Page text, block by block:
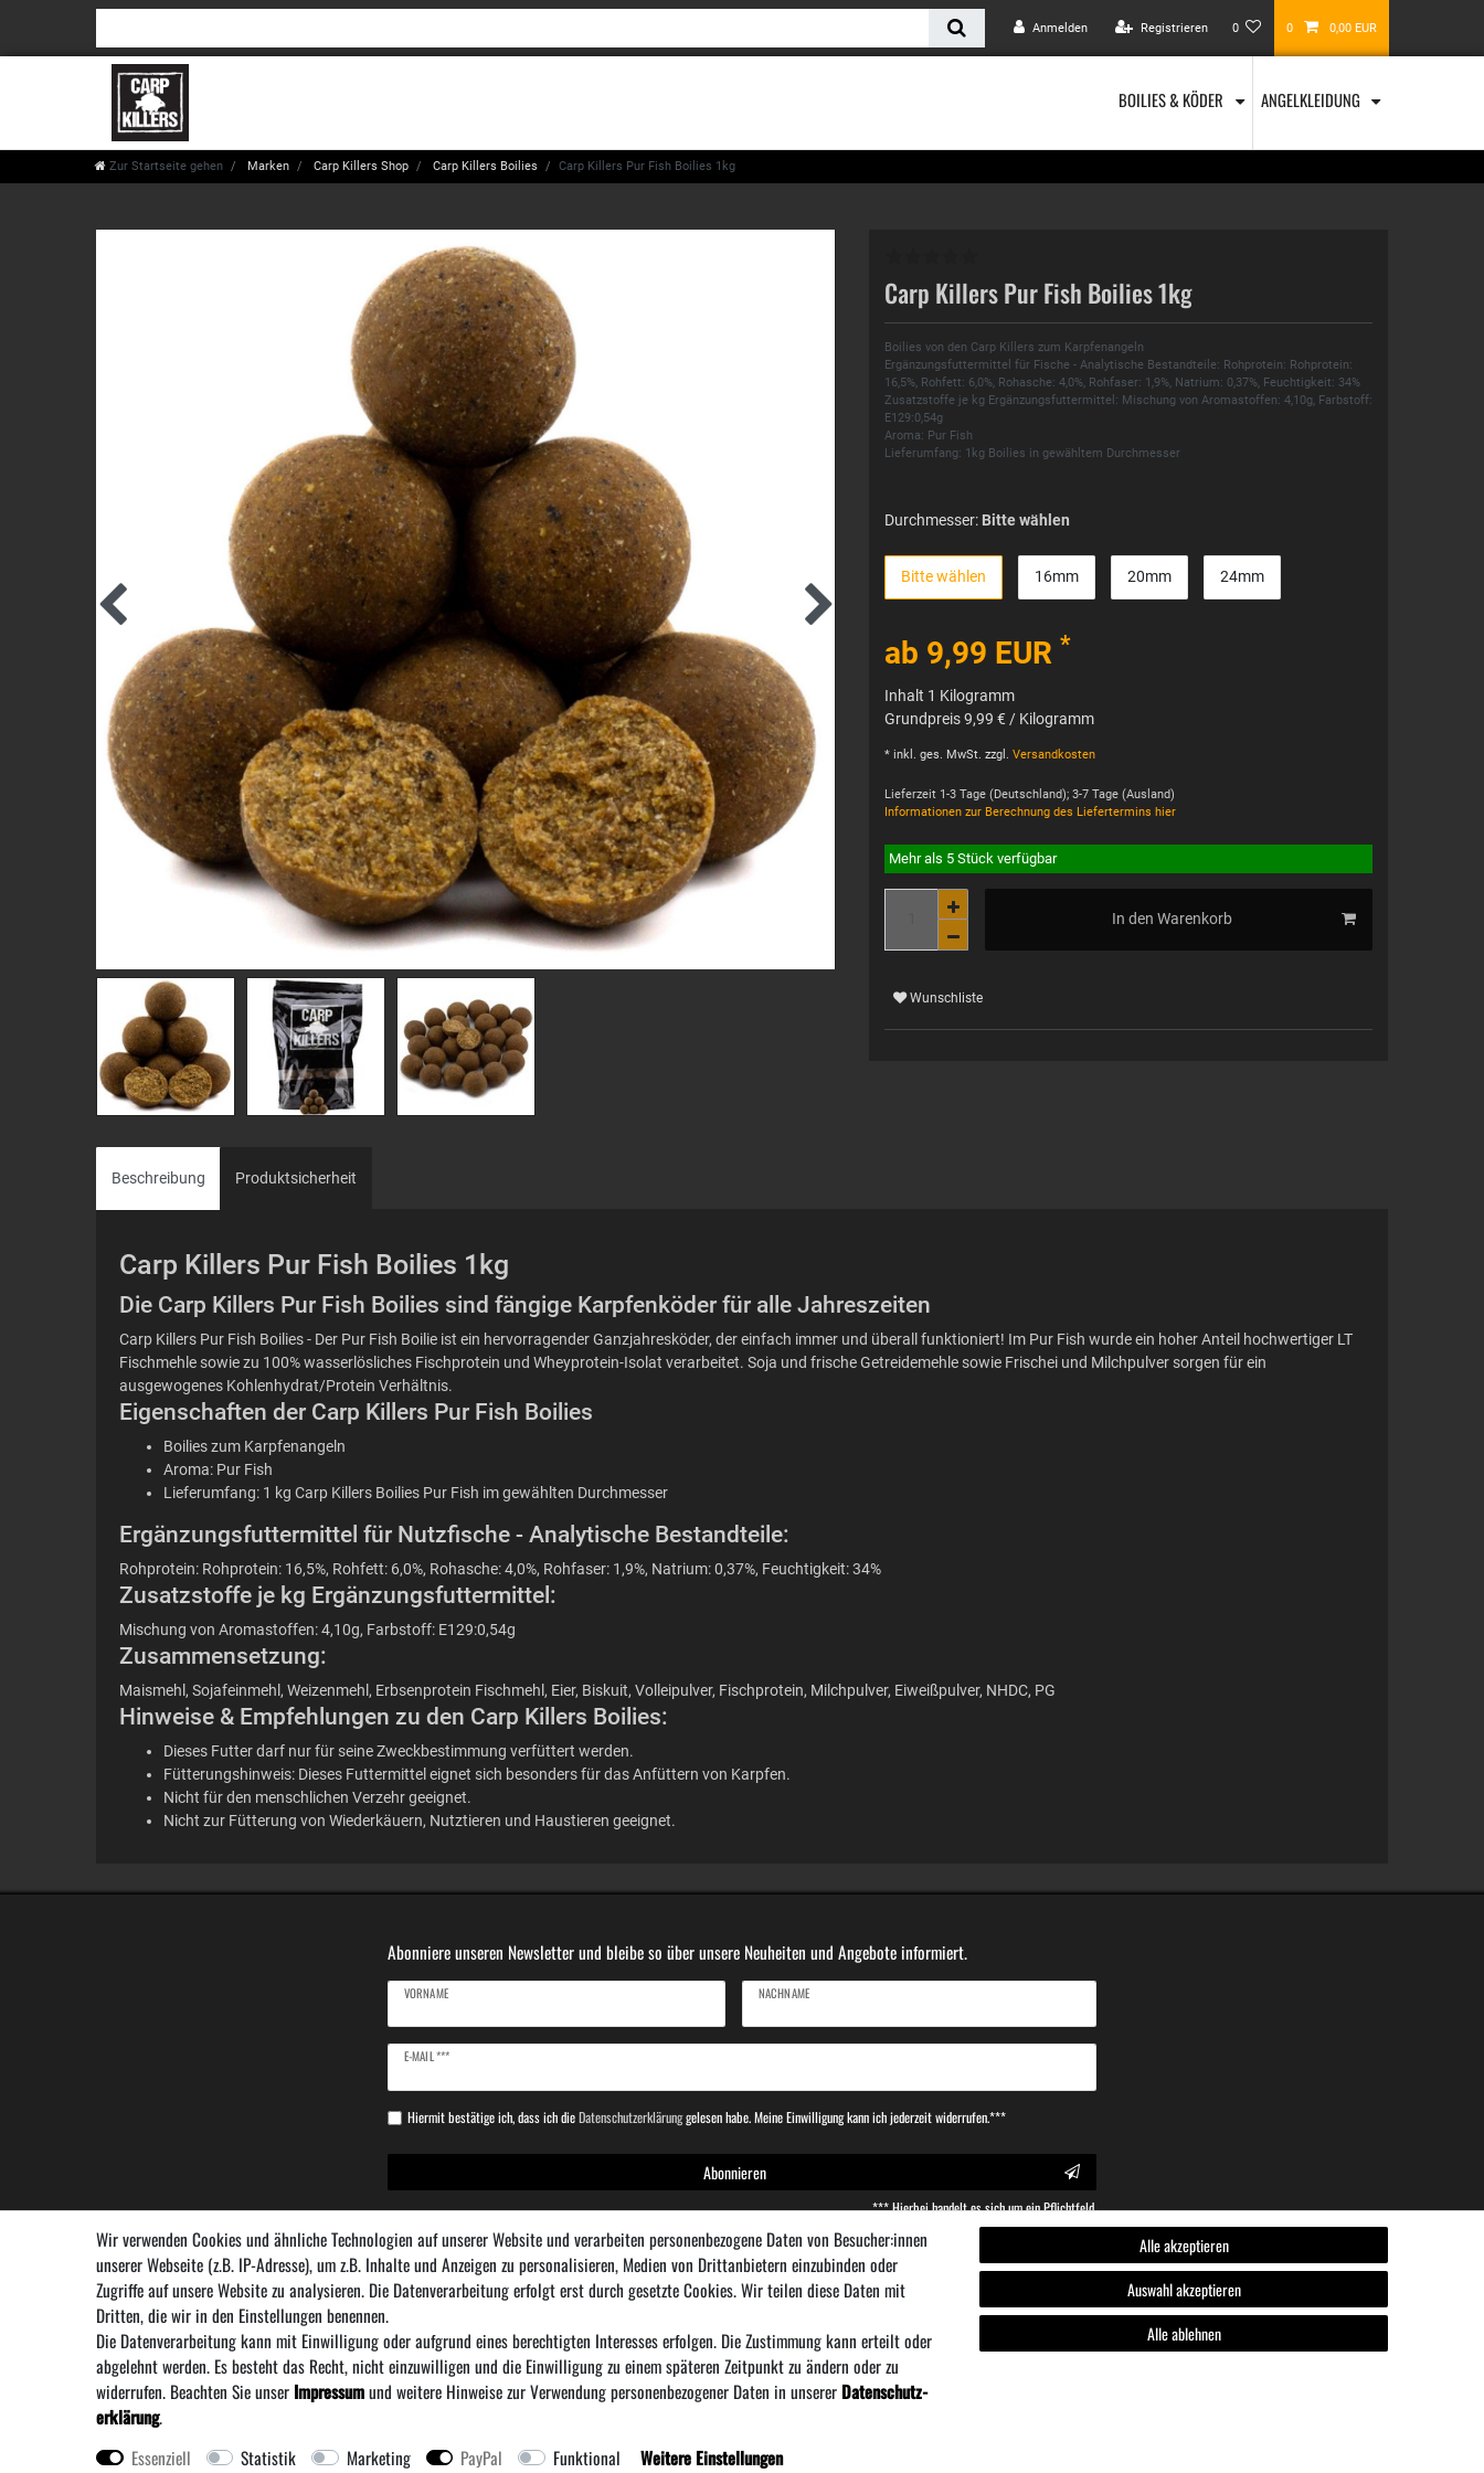
Anmelden Registrieren 0 0 0,00 EUR
BOILIES & KÖDER ANGELKLEIDUNG
Zur Startseite gehen Marken Carp Killers Shop Carp Killers Boilies Carp Killers Pur Fish Boilies 1kg
Carp Killers Pur Fish Boilies 1kg
Boilies von den Carp Killers zum Karpfenangeln
Ergänzungsfuttermittel für Fische - Analytische Bestandteile: Rohprotein: Rohprotein:
16,5%, Rohfett: 6,0%, Rohasche: 4,0%, Rohfaser: 1,9%, Natrium: 0,37%, Feuchtigkeit: 34%
Zusatzstoffe je kg Ergänzungsfuttermittel: Mischung von Aromastoffen: 4,10g, Farbstoff:
E129:0,54g
Aroma: Pur Fish
Lieferumfang: 1kg Boilies in gewähltem Durchmesser
Durchmesser: Bitte wählen
Bitte wählen 16mm 20mm 24mm
ab 9,99 EUR *
Inhalt 1 Kilogramm
Grundpreis9,99 € / Kilogramm
* inkl. ges. MwSt. zzgl. Versandkosten
Lieferzeit 1-3 Tage (Deutschland); 3-7 Tage (Ausland)
Informationen zur Berechnung des Liefertermins hier
Mehr als 5 Stück verfügbar
In den Warenkorb
Wunschliste
Beschreibung Produktsicherheit
Carp Killers Pur Fish Boilies 1kg
Die Carp Killers Pur Fish Boilies sind fängige Karpfenköder für alle Jahreszeiten
Carp Killers Pur Fish Boilies - Der Pur Fish Boilie ist ein hervorragender Ganzjahresköder, der einfach immer und überall funktioniert! Im Pur Fish wurde ein hoher Anteil hochwertiger LT
Fischmehle sowie zu 100% wasserlösliches Fischprotein und Wheyprotein-Isolat verarbeitet. Soja und frische Getreidemehle sowie Frischei und Milchpulver sorgen für ein
ausgewogenes Kohlenhydrat/Protein Verhältnis.
Eigenschaften der Carp Killers Pur Fish Boilies
Boilies zum Karpfenangeln
Aroma: Pur Fish
Lieferumfang: 1 kg Carp Killers Boilies Pur Fish im gewählten Durchmesser
Ergänzungsfuttermittel für Nutzfische - Analytische Bestandteile:
Rohprotein: Rohprotein: 16,5%, Rohfett: 6,0%, Rohasche: 4,0%, Rohfaser: 1,9%, Natrium: 0,37%, Feuchtigkeit: 34%
Zusatzstoffe je kg Ergänzungsfuttermittel:
Mischung von Aromastoffen: 4,10g, Farbstoff: E129:0,54g
Zusammensetzung:
Maismehl, Sojafeinmehl, Weizenmehl, Erbsenprotein Fischmehl, Eier, Biskuit, Volleipulver, Fischprotein, Milchpulver, Eiweißpulver, NHDC, PG
Hinweise & Empfehlungen zu den Carp Killers Boilies:
Dieses Futter darf nur für seine Zweckbestimmung verfüttert werden.
Fütterungshinweis: Dieses Futtermittel eignet sich besonders für das Anfüttern von Karpfen.
Nicht für den menschlichen Verzehr geeignet.
Nicht zur Fütterung von Wiederkäuern, Nutztieren und Haustieren geeignet.
Abonniere unseren Newsletter und bleibe so über unsere Neuheiten und Angebote informiert.
VORNAME NACHNAME
E-MAIL ***
Newsletter
Hiermit bestätige ich, dass ich dieDaten­schutz­erklärunggelesen habe. Meine Einwilligung kann ich jederzeit widerrufen.***
Abonnieren
*** Hierbei handelt es sich um ein Pflichtfeld.
Über uns · Zahlung und Versand · Widerrufs­recht · Vertrag wiederrufen · Daten­schutz­erklärung Impressum
Carp Killers © Copyright 2026 | Alle Rechte vorbehalten.
Wir verwenden Cookies und ähnliche Technologien auf unserer Website und verarbeiten personenbezogene Daten von Besucher:innen
unserer Webseite (z.B. IP-Adresse), um z.B. Inhalte und Anzeigen zu personalisieren, Medien von Drittanbietern einzubinden oder
Zugriffe auf unsere Website zu analysieren. Die Datenverarbeitung erfolgt erst durch gesetzte Cookies. Wir teilen diese Daten mit
Dritten, die wir in den Einstellungen benennen.
Die Datenverarbeitung kann mit Einwilligung oder aufgrund eines berechtigten Interesses erfolgen. Die Zustimmung kann erteilt oder
abgelehnt werden. Es besteht das Recht, nicht einzuwilligen und die Einwilligung zu einem späteren Zeitpunkt zu ändern oder zu
widerrufen. Beachten Sie unser Impressumund weitere Hinweise zur Verwendung personenbezogener Daten in unserer Daten­schutz­
erklärung.
Essenziell
Statistik Marketing PayPal Funktional Weitere Einstellungen
Alle akzeptieren
Auswahl akzeptieren
Alle ablehnen